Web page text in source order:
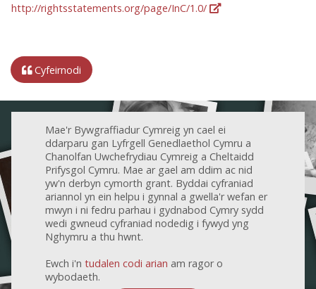
http://rightsstatements.org/page/InC/1.0/
Cyfeirnodi
Mae'r Bywgraffiadur Cymreig yn cael ei
ddarparu gan Lyfrgell Genedlaethol Cymru a
Chanolfan Uwchefrydiau Cymreig a Cheltaidd
Prifysgol Cymru. Mae ar gael am ddim ac nid
yw'n derbyn cymorth grant. Byddai cyfraniad
ariannol yn ein helpu i gynnal a gwella'r wefan er
mwyn i ni fedru parhau i gydnabod Cymry sydd
wedi gwneud cyfraniad nodedig i fywyd yng
Nghymru a thu hwnt.
Ewch i'n tudalen codi arian am ragor o
wybodaeth.